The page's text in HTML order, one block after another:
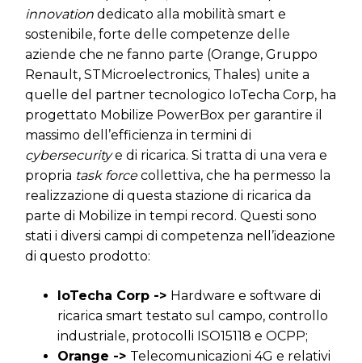
innovation dedicato alla mobilità smart e
sostenibile, forte delle competenze delle
aziende che ne fanno parte (Orange, Gruppo
Renault, STMicroelectronics, Thales) unite a
quelle del partner tecnologico IoTecha Corp, ha
progettato Mobilize PowerBox per garantire il
massimo dell’efficienza in termini di
cybersecuritye di ricarica. Si tratta di una vera e
propria task forcecollettiva, che ha permesso la
realizzazione di questa stazione di ricarica da
parte di Mobilize in tempi record. Questi sono
stati i diversi campi di competenza nell’ideazione
di questo prodotto:
IoTecha Corp -> Hardware e software di
ricarica smart testato sul campo, controllo
industriale, protocolli ISO15118 e OCPP;
Orange -> Telecomunicazioni 4G e relativi